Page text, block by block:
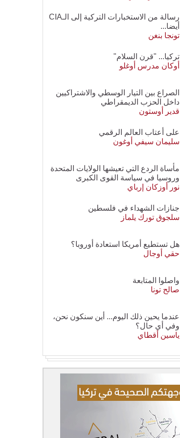
رسالة من الاستخبارات التركية إلى الـCIA
أيضا...
تونجا بنغن
تركيا... "قرن السلام"
أوكان مدرس أوغلو
الصراع بين التيار الوسطي والاشتراكيين
داخل الحزب الديمقراطي
قدير أوستون
على أعتاب العالم الرقمي
سليمان سيفي أوغون
مأساة الردع التي تعيشها الولايات المتحدة
وروسيا في سياسة القوى الكبرى
نور أوزكان إرباي
جنازات الشهداء في فلسطين
سلجوق تورك يلماز
هل تستطيع أمريكا استعادة أوروبا؟
حقي أوجال
واصلوا المتابعة
صالح تونا
عندما يحين ذلك اليوم... أين سنكون نحن،
وفي أي حال؟
ياسين أقطاي